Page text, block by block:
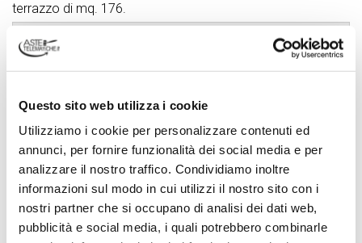
Questo sito web utilizza i cookie
Utilizziamo i cookie per personalizzare contenuti ed
annunci, per fornire funzionalità dei social media e per
analizzare il nostro traffico. Condividiamo inoltre
informazioni sul modo in cui utilizzi il nostro sito con i
nostri partner che si occupano di analisi dei dati web,
pubblicità e social media, i quali potrebbero combinarle
terrazzo di mq. 176.
Referente vendita
Tipo di vendita
Asincrona
Termine presentazione offerte
03/08/2026 12:00:00
Udienza terminata:
04/08/2026 10:39:04